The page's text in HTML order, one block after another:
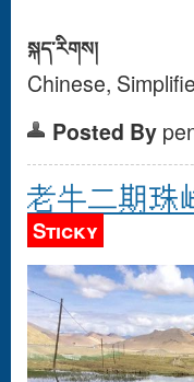
སྐད་རིགས།
Chinese,
Posted By
老牛二期珠
Sticky